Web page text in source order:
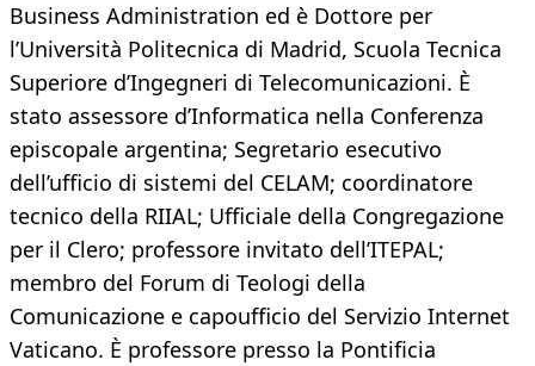
Business Administration ed è Dottore per
l’Università Politecnica di Madrid, Scuola Tecnica
Superiore d’Ingegneri di Telecomunicazioni. È
stato assessore d’Informatica nella Conferenza
episcopale argentina; Segretario esecutivo
dell’ufficio di sistemi del CELAM; coordinatore
tecnico della RIIAL; Ufficiale della Congregazione
per il Clero; professore invitato dell’ITEPAL;
membro del Forum di Teologi della
Comunicazione e capoufficio del Servizio Internet
Vaticano. È professore presso la Pontificia